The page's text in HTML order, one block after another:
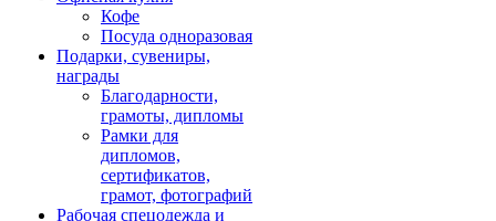
Кофе
Посуда одноразовая
Подарки, сувениры,
награды
Благодарности,
грамоты, дипломы
Рамки для
дипломов,
сертификатов,
грамот, фотографий
Рабочая спецодежда и